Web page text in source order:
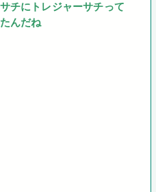
チにトレジャーサチって
んだね